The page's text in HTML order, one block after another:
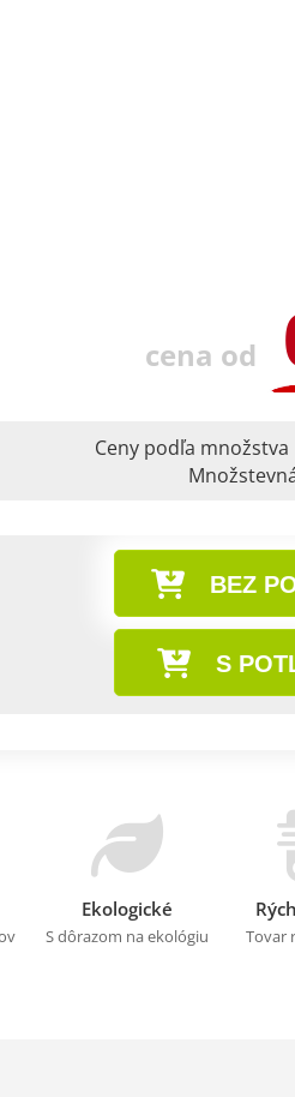
cena od
Ceny podľa množstva
BEZ
S
Ekologické
S dôrazom na ekológiu Tovar